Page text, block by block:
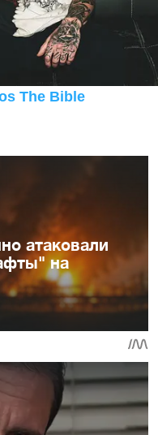
атаковали
на